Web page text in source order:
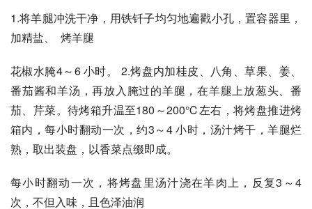
1.将羊腿冲洗干净，用铁钎子均匀地遍戳小孔，置容器里，
加精盐、  烤羊腿
花椒水腌4～6 小时。 2.烤盘内加桂皮、八角、草果、姜、
番茄酱和羊汤，再放入腌过的羊腿，在羊腿上放葱头、番
茄、芹菜。待烤箱升温至180～200℃左右，将烤盘推进烤
箱内，每小时翻动一次，约3～4 小时，汤汁烤干，羊腿烂
熟，取出装盘，以香菜点缀即成。
每小时翻动一次，将烤盘里汤汁浇在羊肉上，反复3～4
次，不但入味，且色泽油润